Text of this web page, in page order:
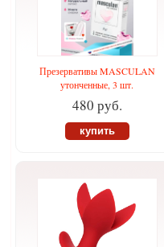
Презервативы MASCULAN
утонченные, 3 шт.
480 руб.
купить